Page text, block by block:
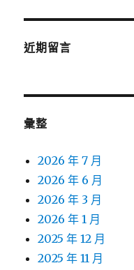
近期留言
彙整
2026 年 7 月
2026 年 6 月
2026 年 3 月
2026 年 1 月
2025 年 12 月
2025 年 11 月